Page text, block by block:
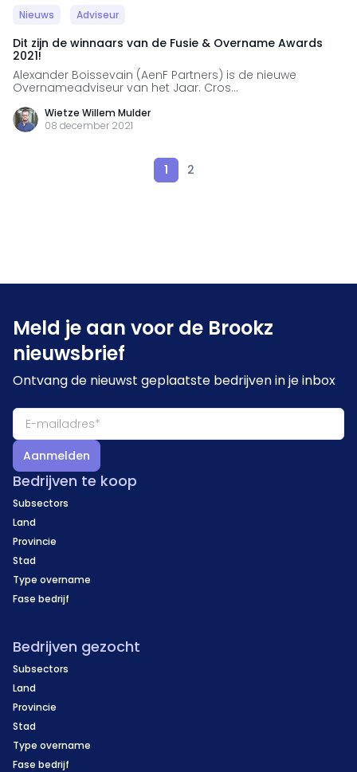
Nieuws Adviseur
Dit zijn de winnaars van de Fusie & Overname Awards
2021!
Alexander Boissevain (AenF Partners) is de nieuwe
Overnameadviseur van het Jaar. Cros...
Wietze Willem Mulder
08 december 2021
1 2
Meld je aan voor de Brookz
nieuwsbrief
Ontvang de nieuwst geplaatste bedrijven in je inbox
Aanmelden
Bedrijven te koop
Subsectors
Land
Provincie
Stad
Type overname
Fase bedrijf
Bedrijven gezocht
Subsectors
Land
Provincie
Stad
Type overname
Fase bedrijf